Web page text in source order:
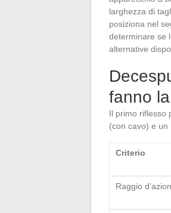
larghezza di
posiziona nel
determinare se
alternative
fanno
Il primo riflesso
(con cavo) e un
Criterio
Raggio